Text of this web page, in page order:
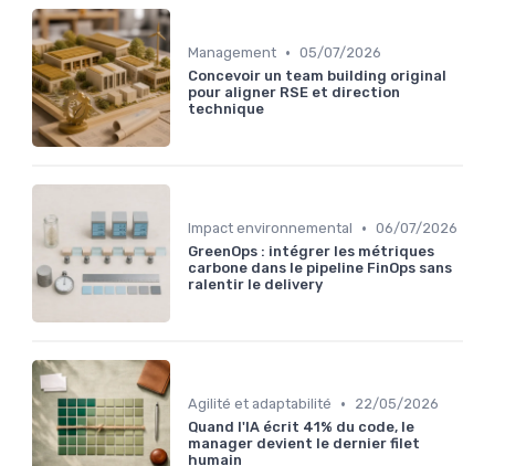
Management • 05/07/2026
Concevoir un team building original
pour aligner RSE et direction
technique
Impact environnemental • 06/07/2026
GreenOps : intégrer les métriques
carbone dans le pipeline FinOps sans
ralentir le delivery
Agilité et adaptabilité •
22/05/2026
Quand l'IA écrit 41% du code, le
manager devient le dernier filet
humain